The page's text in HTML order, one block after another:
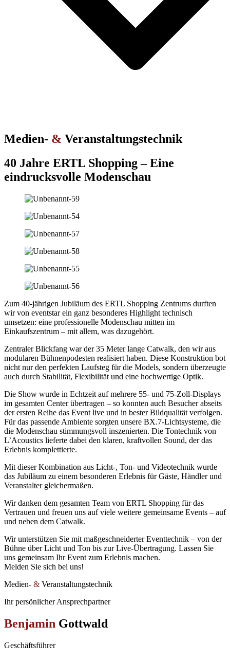
Medien- & Veranstaltungstechnik
40 Jahre ERTL Shopping – Eine
eindrucksvolle Modenschau
Zum 40-jährigen Jubiläum des ERTL Shopping Zentrums durften
wirvon eventstar ein ganz besonderes Highlight technisch
umsetzen: eine professionelle Modenschau mitten im
Einkaufszentrum – mit allem, was dazugehört.
ZentralerBlickfang warder35 Meterlange Catwalk, den wiraus
modularen Bühnenpodesten realisiert haben. Diese Konstruktion bot
nicht nurden perfekten Laufsteg fürdie Models, sondern überzeugte
auch durch Stabilität, Flexibilität und eine hochwertige Optik.
Die Show wurde in Echtzeit aufmehrere 55- und 75-Zoll-Displays
im gesamten Centerübertragen – so konnten auch Besucherabseits
derersten Reihe das Event live und in besterBildqualität verfolgen.
Fürdas passende Ambiente sorgten unsere BX.7-Lichtsysteme, die
die Modenschau stimmungsvoll inszenierten. Die Tontechnik von
L’Acoustics lieferte dabei den klaren, kraftvollen Sound, derdas
Erlebnis komplettierte.
Mit dieserKombination aus Licht-, Ton- und Videotechnik wurde
das Jubiläum zu einem besonderen Erlebnis fürGäste, Händlerund
Veranstalter gleichermaßen.
Wirdanken dem gesamten Team von ERTL Shopping fürdas
Vertrauen und freuen uns aufviele weitere gemeinsame Events – auf
und neben dem Catwalk.
Wirunterstützen Sie mit maßgeschneiderterEventtechnik – von der
Bühne überLicht und Ton bis zurLive-Übertragung. Lassen Sie
uns gemeinsam IhrEvent zum Erlebnis machen.
Melden Sie sich bei uns!
Medien- & Veranstaltungstechnik
Ihr persönlicher Ansprechpartner
Benjamin Gottwald
Geschäftsführer